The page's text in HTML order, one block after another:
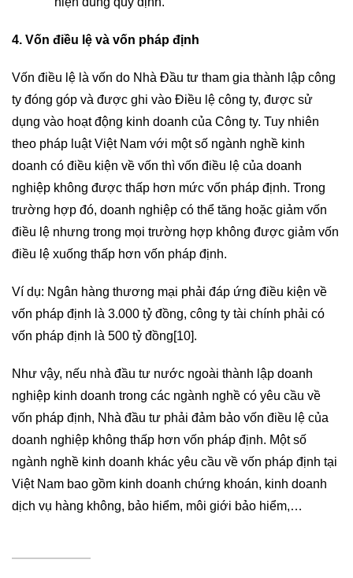
4. Vốn điều lệ và vốn pháp định
Vốn điều lệ là vốn do Nhà Đầu tư tham gia thành lập công
ty đóng góp và được ghi vào Điều lệ công ty, được sử
dụng vào hoạt động kinh doanh của Công ty. Tuy nhiên
theo pháp luật Việt Nam với một số ngành nghề kinh
doanh có điều kiện về vốn thì vốn điều lệ của doanh
nghiệp không được thấp hơn mức vốn pháp định. Trong
trường hợp đó, doanh nghiệp có thể tăng hoặc giảm vốn
điều lệ nhưng trong mọi trường hợp không được giảm vốn
điều lệ xuống thấp hơn vốn pháp định.
Ví dụ: Ngân hàng thương mại phải đáp ứng điều kiện về
vốn pháp định là 3.000 tỷ đồng, công ty tài chính phải có
vốn pháp định là 500 tỷ đồng[10].
Như vậy, nếu nhà đầu tư nước ngoài thành lập doanh
nghiệp kinh doanh trong các ngành nghề có yêu cầu về
vốn pháp định, Nhà đầu tư phải đảm bảo vốn điều lệ của
doanh nghiệp không thấp hơn vốn pháp định. Một số
ngành nghề kinh doanh khác yêu cầu về vốn pháp định tại
Việt Nam bao gồm kinh doanh chứng khoán, kinh doanh
dịch vụ hàng không, bảo hiểm, môi giới bảo hiểm,…